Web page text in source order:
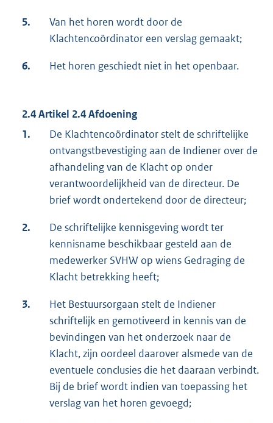
5.
Van het horen wordt door de
Klachtencoördinator een verslag gemaakt;
6. Het horen geschiedt niet in het openbaar.
2.4 Artikel 2.4 Afdoening
1.
De Klachtencoördinator stelt de schriftelijke
ontvangstbevestiging aan de Indiener over de
afhandeling van de Klacht op onder
verantwoordelijkheid van de directeur. De
brief wordt ondertekend door de directeur;
2.
De schriftelijke kennisgeving wordt ter
kennisname beschikbaar gesteld aan de
medewerker SVHW op wiens Gedraging de
Klacht betrekking heeft;
3.
Het Bestuursorgaan stelt de Indiener
schriftelijk en gemotiveerd in kennis van de
bevindingen van het onderzoek naar de
Klacht, zijn oordeel daarover alsmede van de
eventuele conclusies die het daaraan verbindt.
Bij de brief wordt indien van toepassing het
verslag van het horen gevoegd;